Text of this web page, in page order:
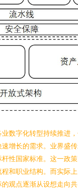
数字化转型持续推进
增长的需求。业界盛
性国家标准。这一政
和职业结构。而实际
观点逐渐从设想走向共